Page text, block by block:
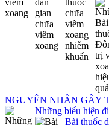
NGUYÊN NHÂN GÂY
Những biểu hiện
Bài thuốc